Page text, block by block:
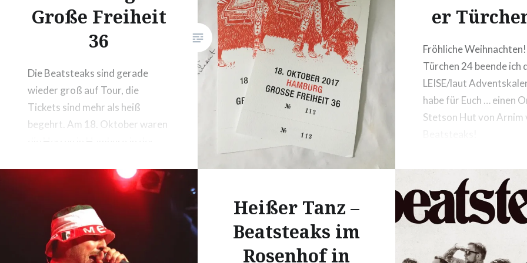
Große Freiheit
36
Die Beatsteaks sind gerade
wieder groß auf Tour, die
Tickets sind mehr als heiß
begehrt. Am 18. Oktober waren
die Herren in Hamburg in der
ich durfte nach jeder Menge
Vorverkaufsfrust endlich
wieder dabei sein.
er
Fröhliche
Türchen 24 beende ich
LEISE/laut
habe für Euch … einen
Stetson Hut von Arnim
Heißer Tanz –
Beatsteaks im
Rosenhof in